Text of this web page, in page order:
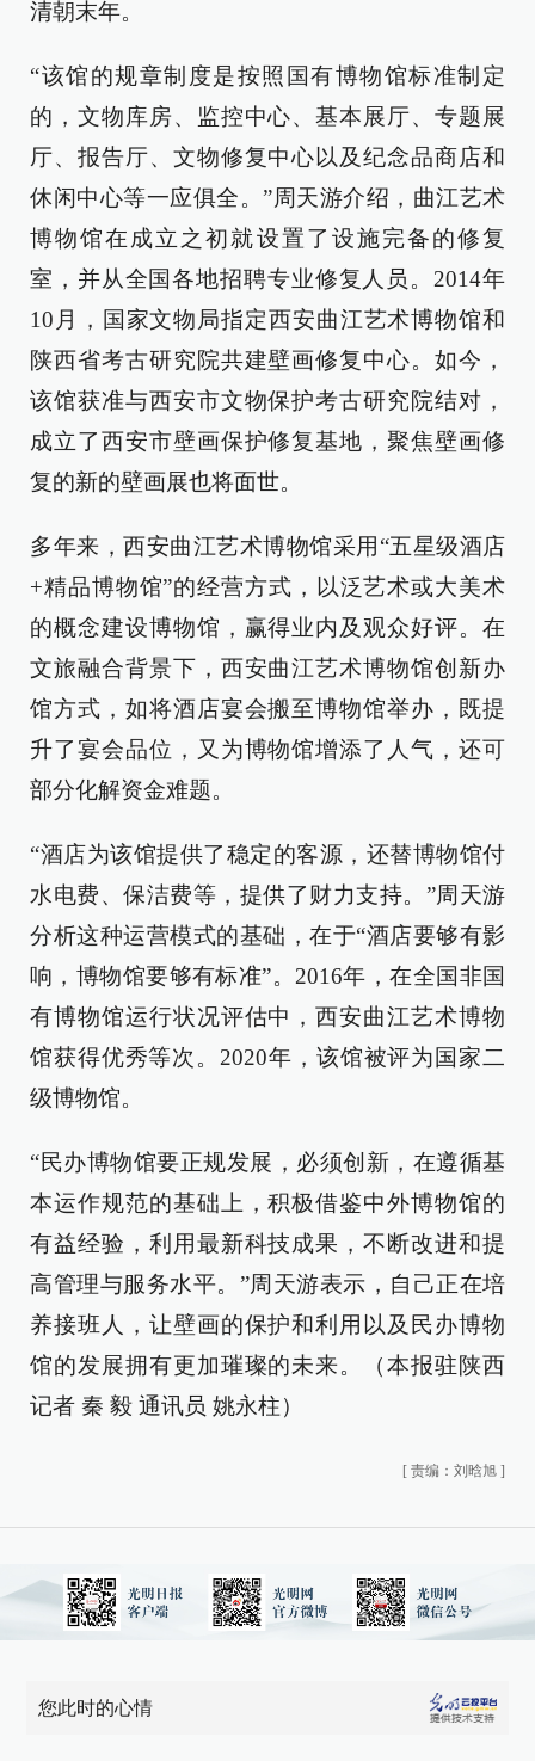
清朝末年。
“该馆的规章制度是按照国有博物馆标准制定
的，文物库房、监控中心、基本展厅、专题展
厅、报告厅、文物修复中心以及纪念品商店和
休闲中心等一应俱全。”周天游介绍，曲江艺术
博物馆在成立之初就设置了设施完备的修复
室，并从全国各地招聘专业修复人员。2014年
10月，国家文物局指定西安曲江艺术博物馆和
陕西省考古研究院共建壁画修复中心。如今，
该馆获准与西安市文物保护考古研究院结对，
成立了西安市壁画保护修复基地，聚焦壁画修
复的新的壁画展也将面世。
多年来，西安曲江艺术博物馆采用“五星级酒店
+精品博物馆”的经营方式，以泛艺术或大美术
的概念建设博物馆，赢得业内及观众好评。在
文旅融合背景下，西安曲江艺术博物馆创新办
馆方式，如将酒店宴会搬至博物馆举办，既提
升了宴会品位，又为博物馆增添了人气，还可
部分化解资金难题。
“酒店为该馆提供了稳定的客源，还替博物馆付
水电费、保洁费等，提供了财力支持。”周天游
分析这种运营模式的基础，在于“酒店要够有影
响，博物馆要够有标准”。2016年，在全国非国
有博物馆运行状况评估中，西安曲江艺术博物
馆获得优秀等次。2020年，该馆被评为国家二
级博物馆。
“民办博物馆要正规发展，必须创新，在遵循基
本运作规范的基础上，积极借鉴中外博物馆的
有益经验，利用最新科技成果，不断改进和提
高管理与服务水平。”周天游表示，自己正在培
养接班人，让壁画的保护和利用以及民办博物
馆的发展拥有更加璀璨的未来。（本报驻陕西
记者 秦 毅 通讯员 姚永柱）
[ 责编：刘晗旭 ]
您此时的心情